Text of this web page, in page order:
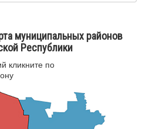
муниципальных районов
Республики
кликните по